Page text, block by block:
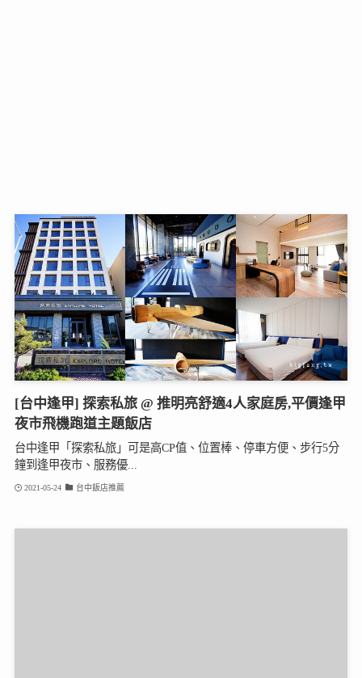
[台中逢甲] 探索私旅 @ 推明亮舒適4人家庭房,平價逢甲
夜市飛機跑道主題飯店
台中逢甲「探索私旅」可是高CP值、位置棒、停車方便、步行5分
鐘到逢甲夜市、服務優...
2021-05-24 台中飯店推薦